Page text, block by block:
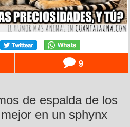
9
de espalda de los
en un sphynx